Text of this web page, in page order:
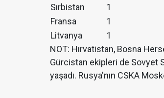
Sırbistan
1
Fransa
1
Litvanya
1
NOT: Hırvatistan, Bosna
Gürcistan ekipleri de Sovyet
yaşadı. Rusya'nın CSKA